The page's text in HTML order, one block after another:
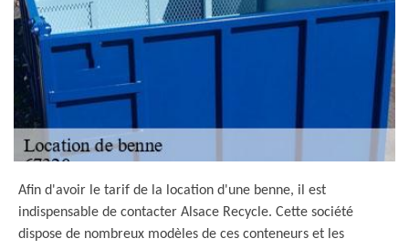
Afin d'avoir le tarif de la location d'une benne, il est
indispensable de contacter Alsace Recycle. Cette société
dispose de nombreux modèles de ces conteneurs et les